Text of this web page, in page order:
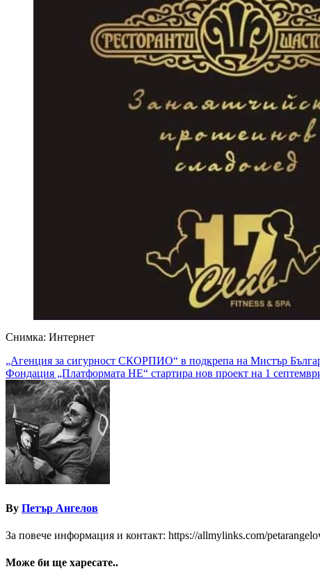
Снимка: Интернет
Навигация
„Агенция за сигурност СКОРПИО“ в подкрепа на Мистър
Фондация „Платформата НЕ“ стартира нов проект на 1
By Петър Ангелов
За повече информация и контакт: https://allmylinks.com/
Може би ще харесате..